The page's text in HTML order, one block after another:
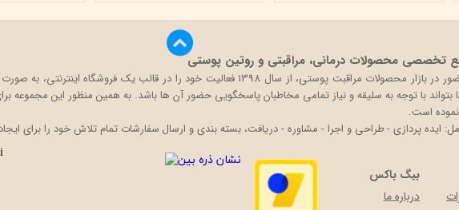
بیگ باکس
درباره ما
تخصصی محصولات درمانی، مراقبتی و روتین پوستی
بیگ باکس با تکیه بر دانش و تجربه حضور در بازار محصولات مراقبت پوستی، از سال 1398
بتواند با توجه به سلیقه و نیاز تمامی مخاطبان پاسخگویی حضور آن ها باشد. به همین منظور این مجموعه
نموده است.
پردازی - طراحی و اجرا - مشاوره - دریافت، بسته بندی و ارسال سفارشات تمام تلاش خود را برای